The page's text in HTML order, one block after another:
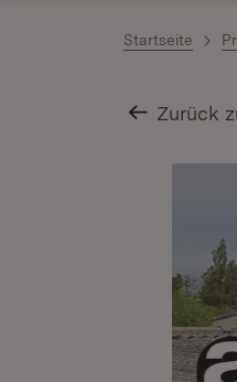
Startseite
Zurück